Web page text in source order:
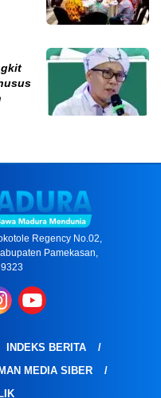
Regency No.02,
Pamekasan,
INDEKS BERITA
MEDIA SIBER